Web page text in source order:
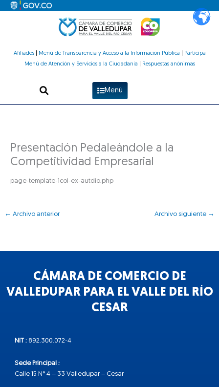
Afiliados| Menú de Transparencia y Acceso a la Información Pública
Participa
Menú de Atención y Servicios a la Ciudadanía
Respuestas anónimas
Menú
Presentación Pedaleándole a la
Competitividad Empresarial
page-template-1col-ex-autdio.php
← Archivo anterior Archivo siguiente →
CÁMARA DE COMERCIO DE
VALLEDUPAR PARA EL VALLE DEL RÍO
CESAR
NIT : 892.300.072-4
Sede Principal :
Calle 15 N° 4 – 33 Valledupar – Cesar